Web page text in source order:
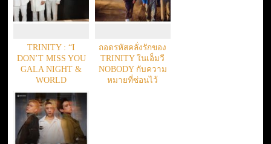
TRINITY : “I
DON’T MISS YOU
GALA NIGHT &
WORLD
PREMIERE”
ถอดรหัสคลั่งรักของ
TRINITY ในเอ็มวี
NOBODY กับความ
หมายที่ซ่อนไว้